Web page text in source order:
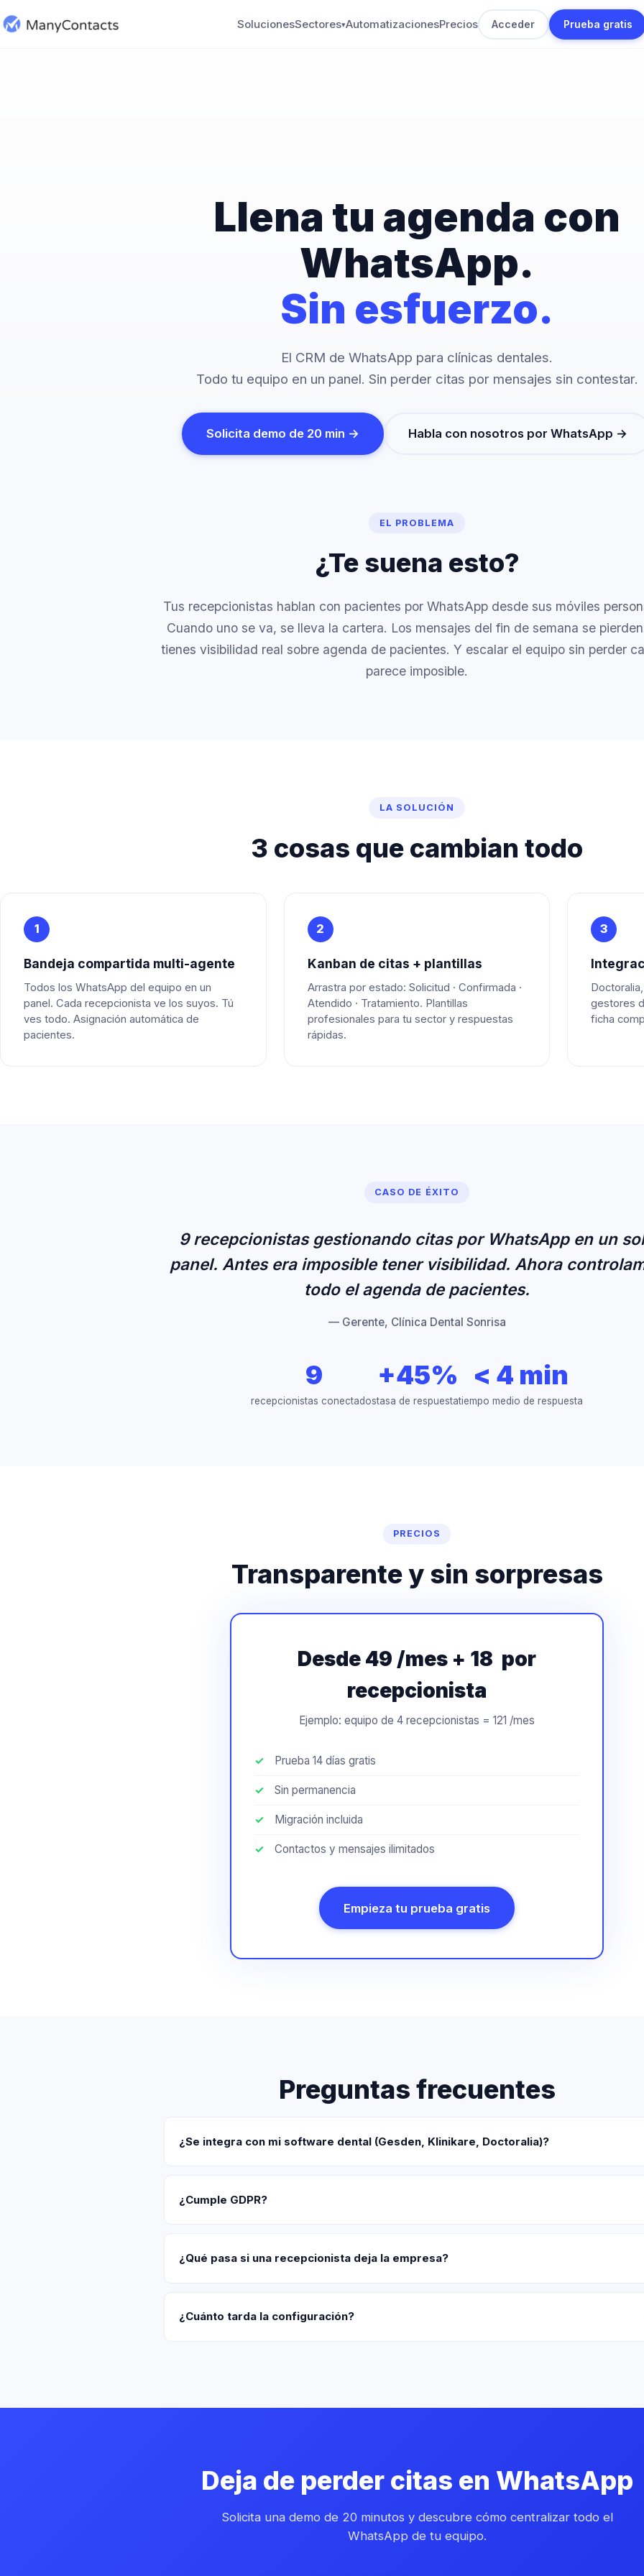
SolucionesSectores▾AutomatizacionesPrecios Acceder Prueba gratis
Llena tu agenda con
WhatsApp.
Sin esfuerzo.
El CRM de WhatsApp para clínicas dentales.
Todo tu equipo en un panel. Sin perder citas por mensajes sin contestar.
Solicita demo de 20 min → Habla con nosotros por WhatsApp →
EL PROBLEMA
¿Te suena esto?
Tus recepcionistas hablan con pacientes por WhatsApp desde sus móviles
Cuando uno se va, se lleva la cartera. Los mensajes del fin de semana se
tienes visibilidad real sobre agenda de pacientes. Y escalar el equipo sin perder
parece imposible.
LA SOLUCIÓN
3 cosas que cambian todo
1
Bandeja compartida multi-agente
Todos los WhatsApp del equipo en un
panel. Cada recepcionista ve los suyos. Tú
ves todo. Asignación automática de
pacientes.
2
Kanban de citas + plantillas
Arrastra por estado: Solicitud · Confirmada ·
Atendido · Tratamiento. Plantillas
profesionales para tu sector y respuestas
rápidas.
3
gestores
ficha
CASO DE ÉXITO
9 recepcionistas gestionando citas por WhatsApp en un
panel. Antes era imposible tener visibilidad. Ahora
todo el agenda de pacientes.
— Gerente, Clínica Dental Sonrisa
9
recepcionistas conectados
+45%
tasa de respuesta
< 4 min
tiempo medio de respuesta
PRECIOS
Transparente y sin sorpresas
Desde 49 /mes + 18  por
recepcionista
Ejemplo: equipo de 4 recepcionistas = 121 /mes
Prueba 14 días gratis
Sin permanencia
Migración incluida
Contactos y mensajes ilimitados
Empieza tu prueba gratis
Preguntas frecuentes
¿Se integra con mi software dental (Gesden, Klinikare, Doctoralia)?
¿Cumple GDPR?
¿Qué pasa si una recepcionista deja la empresa?
¿Cuánto tarda la configuración?
Deja de perder citas en WhatsApp
Solicita una demo de 20 minutos y descubre cómo centralizar todo el
WhatsApp de tu equipo.